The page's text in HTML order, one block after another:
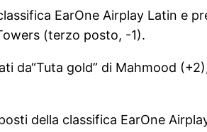
EarOne Airplay Latin e
(terzo posto, -1).
gold” di Mahmood
della classifica EarOne